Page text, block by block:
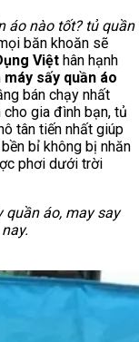
áo nào tốt? tủ quần
băn khoăn sẽ
Việt hân hạnh
máy sấy quần áo
bán chạy nhất
cho gia đình bạn, tủ
tân tiến nhất giúp
bỉ không bị nhăn
phơi dưới trời
quần áo, may say